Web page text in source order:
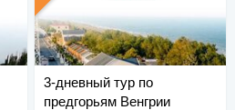
3-дневный тур по
предгорьям Венгрии